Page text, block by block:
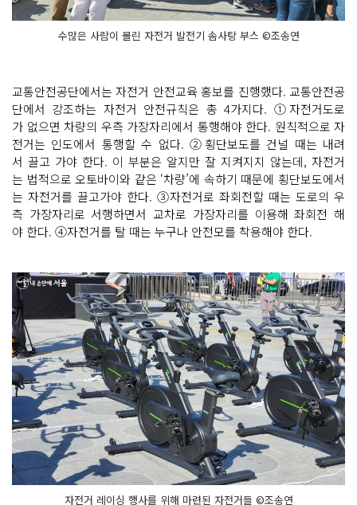
수많은 사람이 몰린 자전거 발전기 솜사탕 부스 ©조송연
교통안전공단에서는 자전거 안전교육 홍보를 진행했다. 교통안전공
단에서 강조하는 자전거 안전규칙은 총 4가지다. ①자전거도로
가 없으면 차량의 우측 가장자리에서 통행해야 한다. 원칙적으로 자
전거는 인도에서 통행할 수 없다. ②횡단보도를 건널 때는 내려
서 끌고 가야 한다. 이 부분은 알지만 잘 지켜지지 않는데, 자전거
는 법적으로 오토바이와 같은 ‘차량’에 속하기 때문에 횡단보도에서
는 자전거를 끌고가야 한다. ③자전거로 좌회전할 때는 도로의 우
측 가장자리로 서행하면서 교차로 가장자리를 이용해 좌회전 해
야 한다. ④자전거를 탈 때는 누구나 안전모를 착용해야 한다.
자전거 레이싱 행사를 위해 마련된 자전거들 ©조송연